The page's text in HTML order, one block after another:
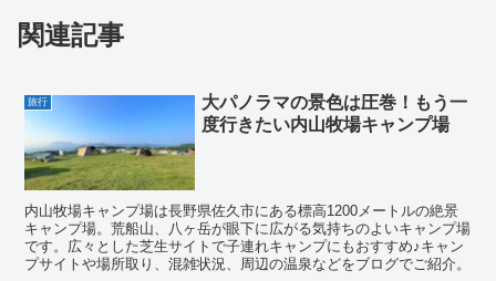
関連記事
旅行
大パノラマの景色は圧巻！もう一
度行きたい内山牧場キャンプ場
内山牧場キャンプ場は長野県佐久市にある標高1200メートルの絶景
キャンプ場。荒船山、八ヶ岳が眼下に広がる気持ちのよいキャンプ場
です。広々とした芝生サイトで子連れキャンプにもおすすめ♪キャン
プサイトや場所取り、混雑状況、周辺の温泉などをブログでご紹介。